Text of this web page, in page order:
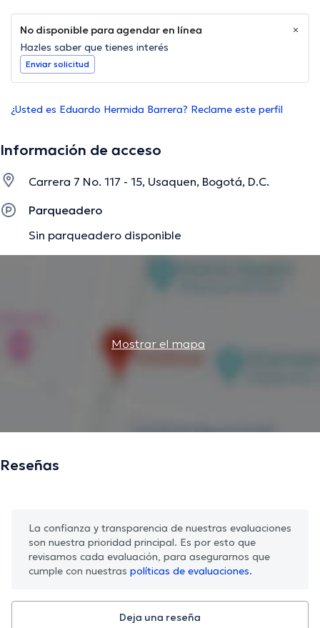
No disponible para agendar en línea
Hazles saber que tienes interés
Enviar solicitud
¿Usted es Eduardo Hermida Barrera? Reclame este perfil
Información de acceso
Carrera 7 No. 117 - 15, Usaquen, Bogotá, D.C.
Parqueadero
Sin parqueadero disponible
Mostrar el mapa
Reseñas
La confianza y transparencia de nuestras evaluaciones
son nuestra prioridad principal. Es por esto que
revisamos cada evaluación, para asegurarnos que
cumple con nuestras políticas de evaluaciones.
Deja una reseña